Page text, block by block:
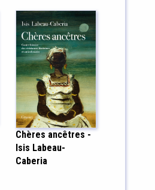
Chères ancêtres -
Isis Labeau-
Caberia